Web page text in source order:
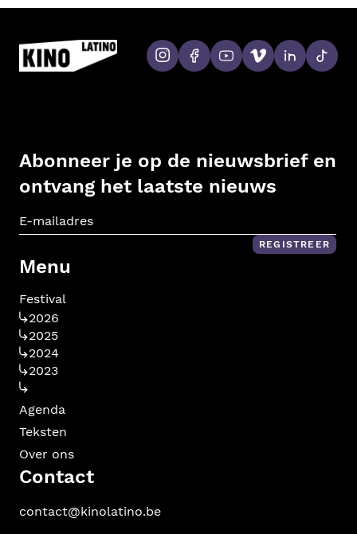
Abonneer je op de nieuwsbrief en
ontvang het laatste nieuws
REGISTREER
Menu
Festival
2026
2025
2024
2023
Agenda
Teksten
Over ons
Contact
contact@kinolatino.be